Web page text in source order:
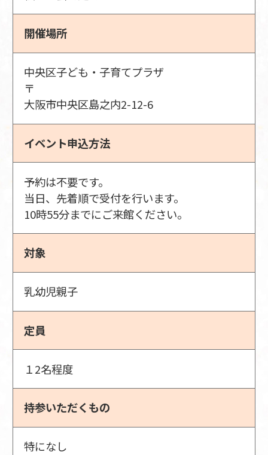
開催場所
中央区子ども・子育てプラザ
〒
大阪市中央区島之内2-12-6
イベント申込方法
予約は不要です。
当日、先着順で受付を行います。
10時55分までにご来館ください。
対象
乳幼児親子
定員
１2名程度
持参いただくもの
特になし